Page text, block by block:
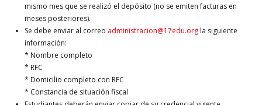
mismo mes que se realizó el depósito (no se emiten facturas en
meses posteriores).
Se debe enviar al correo administracion@17edu.org la siguiente
información:
* Nombre completo
* RFC
* Domicilio completo con RFC
* Constancia de situación fiscal